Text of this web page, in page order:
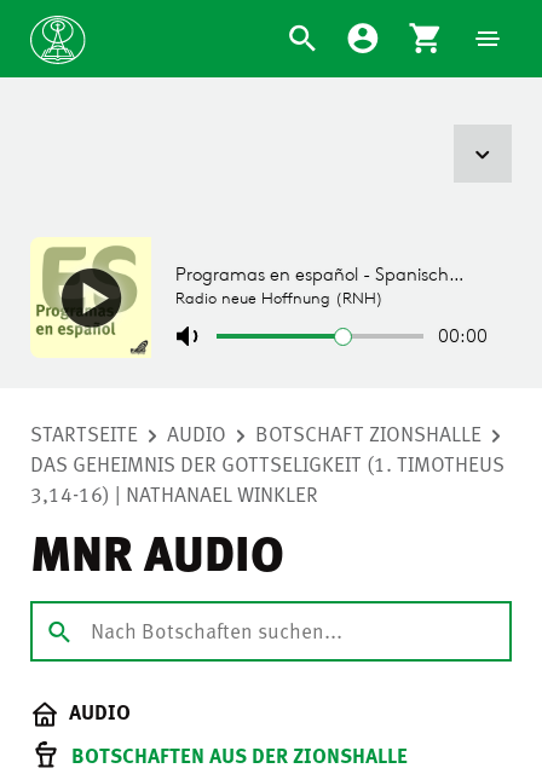
STARTSEITE AUDIO
BOTSCHAFT ZIONSHALLE
DAS GEHEIMNIS DER GOTTSELIGKEIT (1. TIMOTHEUS
3,14-16) | NATHANAEL WINKLER
MNR AUDIO
AUDIO
BOTSCHAFTEN AUS DER ZIONSHALLE